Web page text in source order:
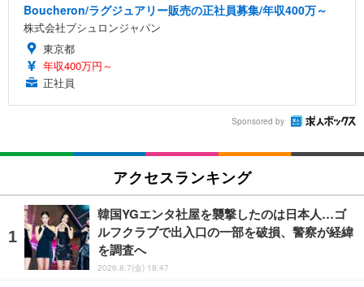
Boucheron/ラグジュアリー販売の正社員募集/年収400万～
株式会社ブシュロンジャパン
東京都
年収400万円～
正社員
Sponsored by
アクセスランキング
韓国YGエンタ社屋を襲撃したのは日本人…ゴ
ルフクラブで出入口の一部を破損、警察が経緯
を調査へ
2026.8.7(金) 18:47